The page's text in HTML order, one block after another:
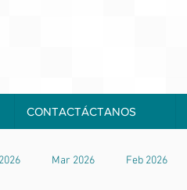
CONTACTÁCTANOS
Mar 2026 Feb 2026